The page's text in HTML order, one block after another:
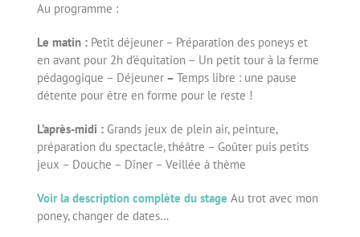
Au programme :
Le matin : Petit déjeuner – Préparation des poneys et
en avant pour 2h d’équitation – Un petit tour à la ferme
pédagogique – Déjeuner– Temps libre : une pause
détente pour être en forme pour le reste !
L’après-midi :Grands jeux de plein air, peinture,
préparation du spectacle, théâtre – Goûter puis petits
jeux – Douche – Dîner – Veillée à thème
Voir la description complète du stage Au trot avec mon
poney, changer de dates…